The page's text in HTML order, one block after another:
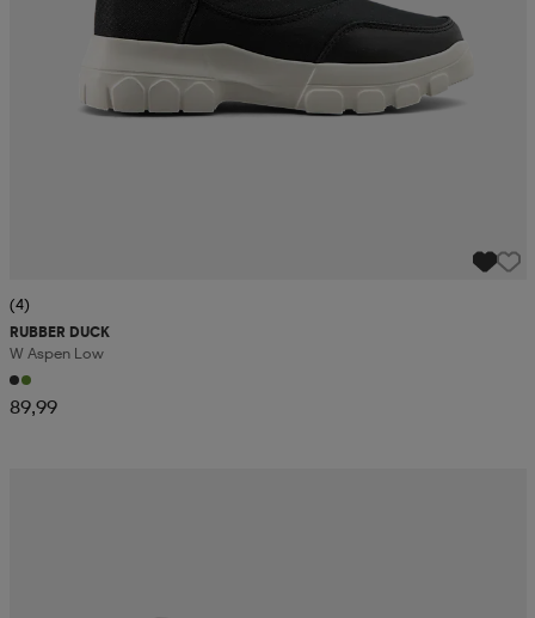
(4)
RUBBER DUCK
W Aspen Low
89,99